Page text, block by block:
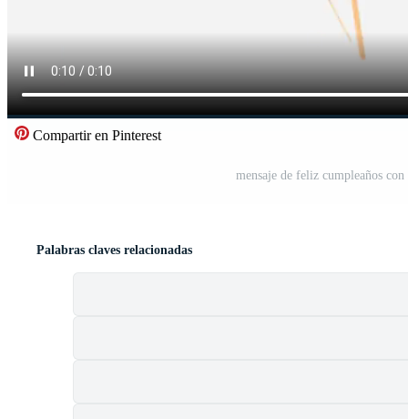
Compartir en Pinterest
mensaje de feliz cumpleaños
Palabras claves relacionadas